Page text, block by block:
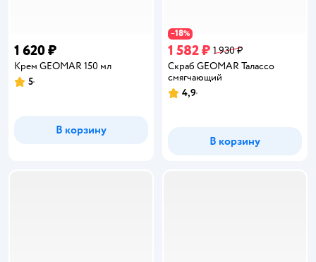
1 620 ₽
Крем GEOMAR 150 мл
Рейтинг:
5
В корзину
−18%
1 582 ₽ 1 930 ₽
Скраб GEOMAR Талассо
смягчающий
Рейтинг:
4,9
В корзину